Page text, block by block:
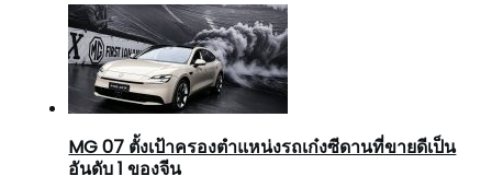
MG 07 ตั้งเป้าครองตำแหน่งรถเก๋งซีดานที่ขายดีเป็น
อันดับ 1 ของจีน